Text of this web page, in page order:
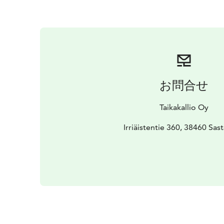
お問合せ
Taikakallio Oy
Irriäistentie 360, 38460